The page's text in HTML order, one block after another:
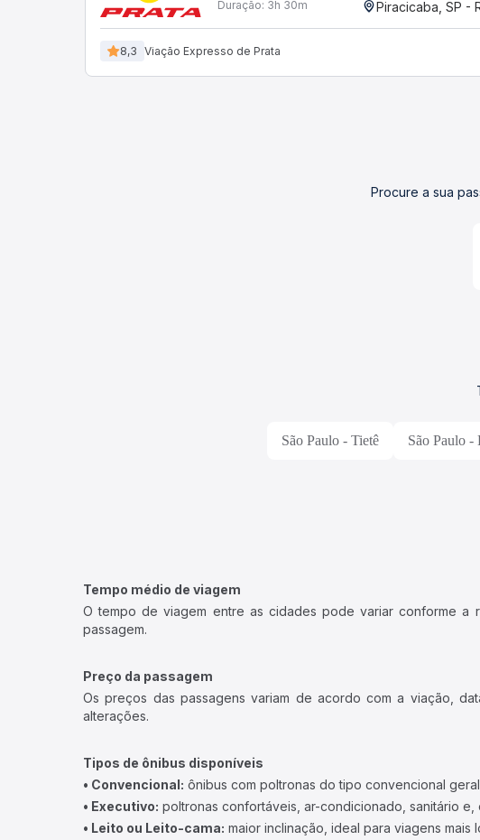
Duração: 3h 30m
Piracicaba, SP -
8,3 Viação Expresso de Prata
Procure a sua
São Paulo - Tietê São Paulo -
Tempo médio de viagem
O tempo de viagem entre as cidades pode variar conforme a
passagem.
Preço da passagem
Os preços das passagens variam de acordo com a viação,
alterações.
Tipos de ônibus disponíveis
• Convencional: ônibus com poltronas do tipo convencional
• Executivo: poltronas confortáveis, ar-condicionado, sanitário e,
• Leito ou Leito-cama: maior inclinação, ideal para viagens